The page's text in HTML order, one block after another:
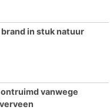
in stuk natuur
vanwege